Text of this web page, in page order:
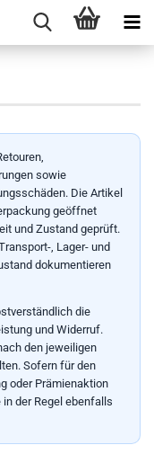
sowie
Die Artikel
geöffnet
und Zustand geprüft.
, Lager- und
dokumentieren
die
und Widerruf.
den jeweiligen
Sofern für den
oder Prämienaktion
der Regel ebenfalls